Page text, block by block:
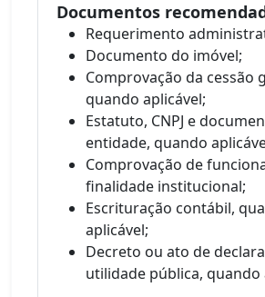
Documentos
Requerimento
Documento do imóvel;
Comprovação da cessão
quando aplicável;
Estatuto, CNPJ e
entidade, quando
Comprovação de
finalidade institucional;
Escrituração contábil,
aplicável;
Decreto ou ato de
utilidade pública, quando